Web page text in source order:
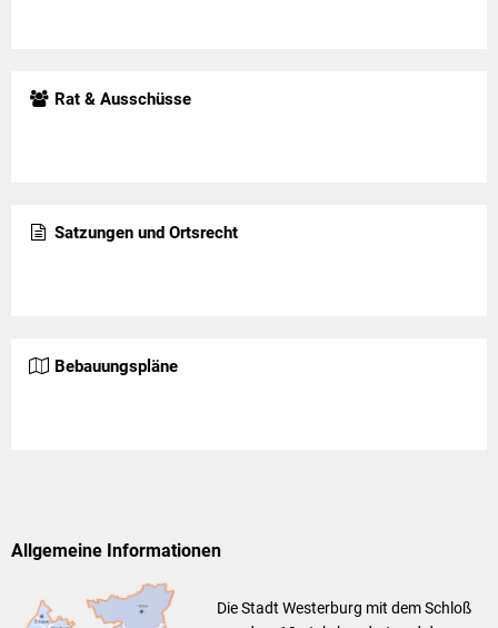
Rat & Ausschüsse
Satzungen und Ortsrecht
Bebauungspläne
Allgemeine Informationen
Die Stadt Westerburg mit dem Schloß